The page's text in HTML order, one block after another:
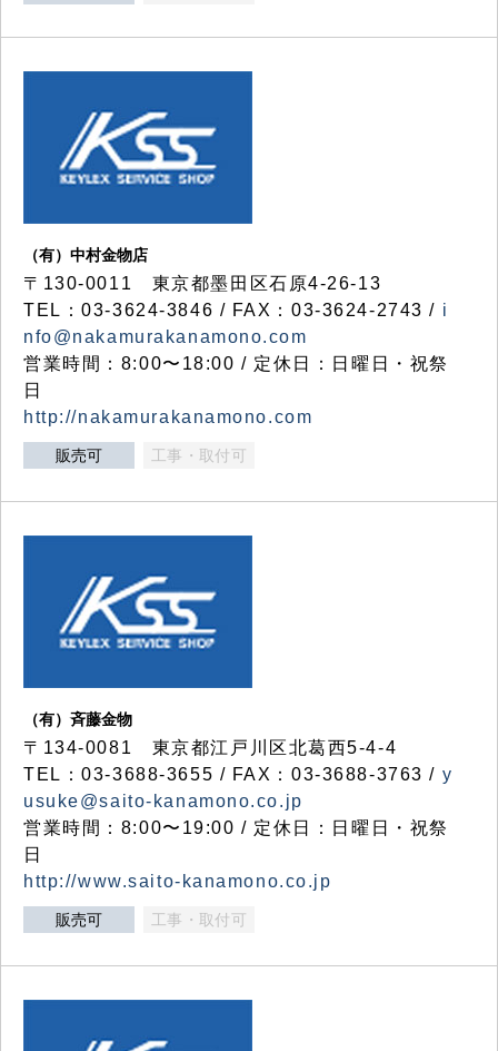
（有）中村金物店
〒130-0011 東京都墨田区石原4-26-13
TEL：03-3624-3846 / FAX：03-3624-2743 / i
nfo@nakamurakanamono.com
営業時間：8:00〜18:00 / 定休日：日曜日・祝祭
日
http://nakamurakanamono.com
販売可 工事・取付可
（有）斉藤金物
〒134-0081 東京都江戸川区北葛西5-4-4
TEL：03-3688-3655 / FAX：03-3688-3763 / y
usuke@saito-kanamono.co.jp
営業時間：8:00〜19:00 / 定休日：日曜日・祝祭
日
http://www.saito-kanamono.co.jp
販売可 工事・取付可